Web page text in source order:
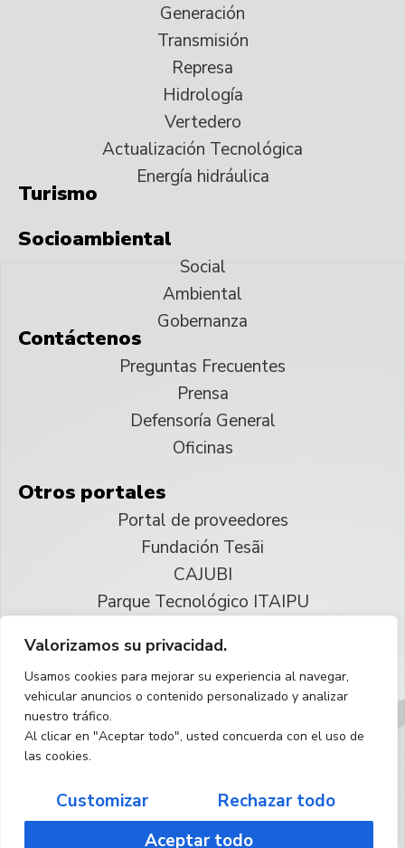
Valorizamos su privacidad.
Usamos cookies para mejorar su experiencia al navegar,
vehicular anuncios o contenido personalizado y analizar
nuestro tráfico.
Al clicar en "Aceptar todo", usted concuerda con el uso de
las cookies.
Customizar
Rechazar todo
Aceptar todo
Generación
Transmisión
Represa
Hidrología
Vertedero
Actualización Tecnológica
Energía hidráulica
Turismo
Socioambiental
Social
Ambiental
Gobernanza
Contáctenos
Preguntas Frecuentes
Prensa
Defensoría General
Oficinas
Otros portales
Portal de proveedores
Fundación Tesãi
CAJUBI
Parque Tecnológico ITAIPU
Reservados todos los derechos
Español